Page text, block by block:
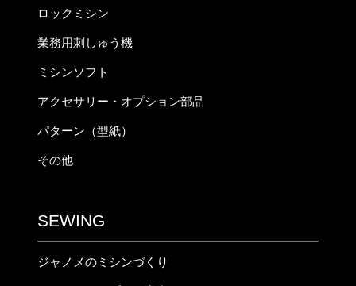
ロックミシン
業務用刺しゅう機
ミシンソフト
アクセサリー・オプション部品
パターン（型紙）
その他
SEWING
ジャノメのミシンづくり